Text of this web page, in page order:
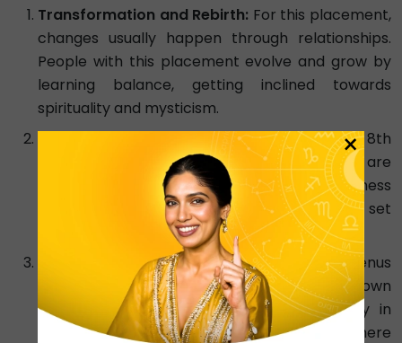
Transformation and Rebirth: For this placement,
changes usually happen through relationships.
People with this placement evolve and grow by
learning balance, getting inclined towards
spirituality and mysticism.
Shared Finances and Resources: For the 8th
house Libra, financial gains and resources are
either through a wealthy spouse or a business
partner. However, they might struggle to set
boundaries when handling finances.
Secrets and Intimacy:The influence of Venus
here makes these people suppress their own
emotions to maintain peace and harmony in
relationships. In case of afflicted Venus, there
×